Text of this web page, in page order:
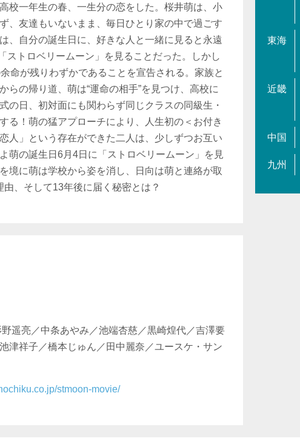
校一年生の春、一生分の恋をした。桜井萌は、小
、友達もいないまま、毎日ひとり家の中で過ごす
、自分の誕生日に、好きな人と一緒に見ると永遠
ストロベリームーン」を見ることだった。しかし
命が残りわずかであることを宣告される。家族と
らの帰り道、萌は“運命の相手”を見つけ、高校に
の日、初対面にも関わらず同じクラスの同級生・
る！萌の猛アプローチにより、人生初の＜お付き
人」という存在ができた二人は、少しずつお互い
萌の誕生日6月4日に「ストロベリームーン」を見
境に萌は学校から姿を消し、日向は萌と連絡が取
、そして13年後に届く秘密とは？
遥亮／中条あやみ／池端杏慈／黒崎煌代／吉澤要
津祥子／橋本じゅん／田中麗奈／ユースケ・サン
stmoon-movie/
東海
近畿
中国
九州